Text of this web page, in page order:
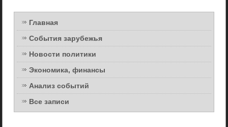
Главная
События зарубежья
Новости политики
Экономика, финансы
Анализ событий
Все записи